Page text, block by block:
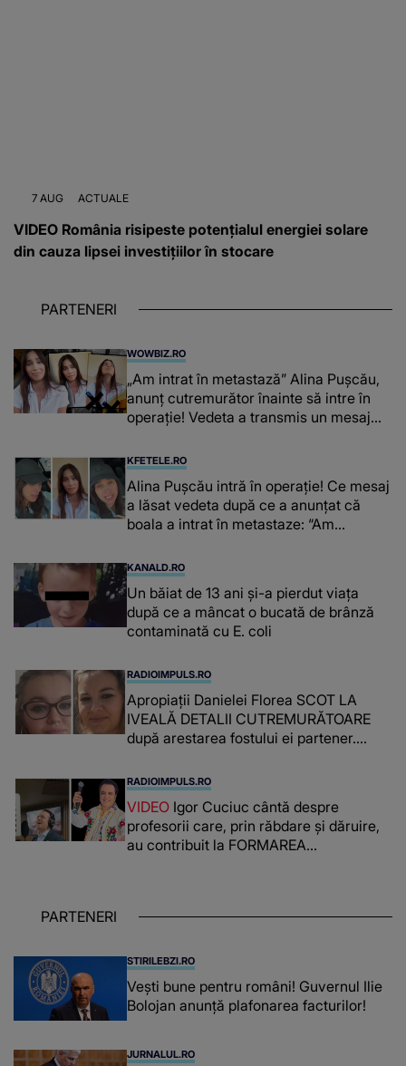
7 AUG ACTUALE
VIDEO România risipeste potențialul energiei solare
din cauza lipsei investițiilor în stocare
PARTENERI
WOWBIZ.RO
„Am intrat în metastază” Alina Pușcău,
anunț cutremurător înainte să intre în
operație! Vedeta a transmis un mesaj
KFETELE.RO
Alina Pușcău intră în operație! Ce mesaj
a lăsat vedeta după ce a anunțat că
boala a intrat în metastaze: “Am
KANALD.RO
Un băiat de 13 ani și-a pierdut viața
după ce a mâncat o bucată de brânză
contaminată cu E. coli
RADIOIMPULS.RO
Apropiații Danielei Florea SCOT LA
IVEALĂ DETALII CUTREMURĂTOARE
după arestarea fostului ei partener.
românca ucisă în Italia și ascunsă în
lada unui pat: " Îmi pare rău că nu am
reușit să fac mai mult pentru ea și..."
RADIOIMPULS.RO
VIDEO Igor Cuciuc cântă despre
profesorii care, prin răbdare și dăruire,
au contribuit la FORMAREA
chiar și după trecerea anilor: "De
PARTENERI
STIRILEBZI.RO
Vești bune pentru români! Guvernul Ilie
Bolojan anunță plafonarea facturilor!
JURNALUL.RO